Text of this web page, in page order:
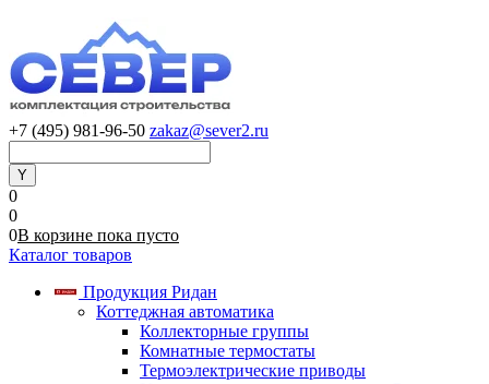
+7 (495) 981-96-50 zakaz@sever2.ru
0
0
0В корзине пока пусто
Каталог товаров
Продукция Ридан
Коттеджная автоматика
Коллекторные группы
Комнатные термостаты
Термоэлектрические приводы